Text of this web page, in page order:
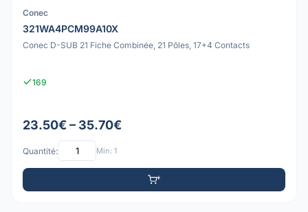
Conec
321WA4PCM99A10X
Conec D-SUB 21 Fiche Combinée, 21 Pôles, 17+4 Contacts
169
23.50€ – 35.70€
Quantité: Min: 1